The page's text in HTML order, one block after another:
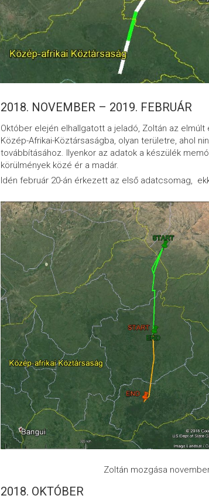
2018. NOVEMBER – 2019. FEBRUÁR
Október elején elhallgatott a jeladó, Zoltán az elmúlt
Közép-Afrikai-Köztársaságba, olyan területre, ahol
továbbításához. Ilyenkor az adatok a készülék
körülmények közé ér a madár.
Idén február 20-án érkezett az első adatcsomag,
Zoltán mozgása
2018. OKTÓBER